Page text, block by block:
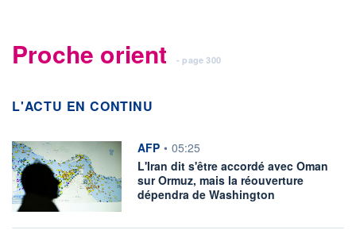
Proche orient - page 300
L'ACTU EN CONTINU
information fournie par
AFP • 05:25
L'Iran dit s'être accordé avec Oman
sur Ormuz, mais la réouverture
dépendra de Washington